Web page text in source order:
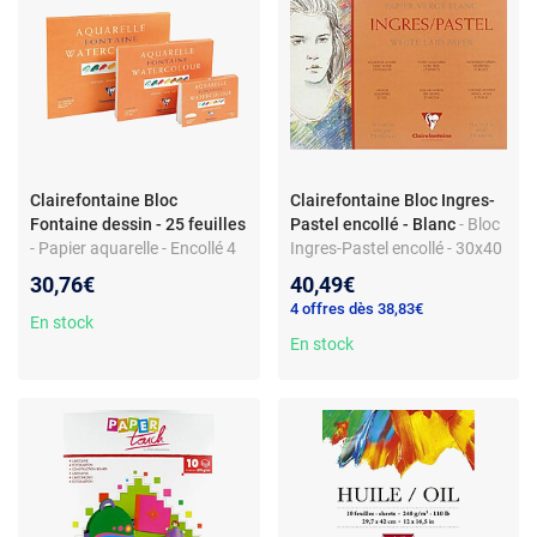
Clairefontaine Bloc
Fontaine dessin - 25 feuilles
- Papier aquarelle - Encollé 4
- 25 feuilles
30,76€
En stock
Clairefontaine Bloc Ingres-
Pastel encollé - Blanc - Bloc
Ingres-Pastel encollé - 30x40
Blanc
40,49€
4 offres dès 38,83€
En stock